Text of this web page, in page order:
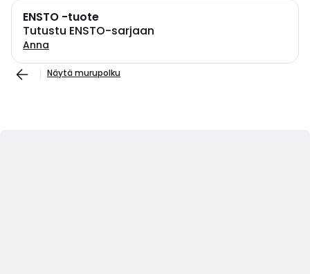
ENSTO -tuote
Tutustu ENSTO-sarjaan
Anna
Näytä murupolku